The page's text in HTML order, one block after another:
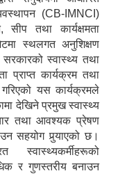
(CB-IMNCI)
सीप तथा कार्यक्षमता
स्थलगत अनुशिक्षण
स्वास्थ्य तथा
प्राप्त कार्यक्रम तथा
यस कार्यक्रमले
देखिने प्रमुख स्वास्थ्य
तथा आवश्यक प्रेषण
सहयोग पुर्‍याएको छ।
र गुणस्तरीय बनाउन